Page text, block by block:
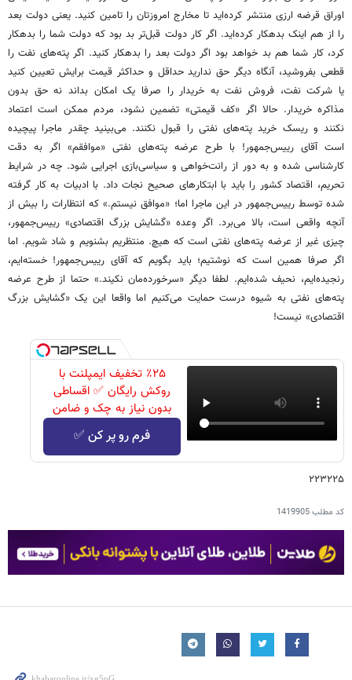
اوراق قرضه ارزی منتشر کرده‌اید تا مخارج امروزتان را تامین کنید. یعنی دولت بعد
را از هم اینک بدهکار کرده‌اید. اگر کار دولت قبل‌تر بد بود که دولت شما را بدهکار
کرد، کار شما هم بد خواهد بود اگر دولت بعد را بدهکار کنید. اگر پته‌های نفت را
قطعی بفروشید، آنگاه دیگر حق ندارید حداقل و حداکثر قیمت برایش تعیین کنید
یا شرکت نفت، فروش نفت به خریدار را صرفا یک امکان بداند نه حق بدون
مذاکره خریدار. حالا اگر «کف قیمتی» تضمین نشود، مردم ممکن است اعتماد
نکنند و ریسک خرید پته‌های نفتی را قبول نکنند. می‌بینید چقدر ماجرا پیچیده
است آقای رییس‌جمهور! با طرح عرضه پته‌های نفتی «موافقم» اگر به دقت
کارشناسی شده و به دور از رانت‌خواهی و سیاسی‌بازی اجرایی شود. چه در شرایط
تحریم، اقتصاد کشور را باید با ابتکارهای صحیح نجات داد. با ادبیات به‌ کار گرفته
شده توسط رییس‌جمهور در این ماجرا اما؛ «موافق نیستم.» که انتظارات را بیش از
آنچه واقعی است، بالا می‌برد. اگر وعده «گشایش بزرگ اقتصادی» رییس‌جمهور،
چیزی غیر از عرضه پته‌های نفتی است که هیچ. منتظریم بشنویم و شاد شویم. اما
اگر صرفا همین است که نوشتیم؛ باید بگویم که آقای رییس‌جمهور! خسته‌ایم،
رنجیده‌ایم، نحیف شده‌ایم. لطفا دیگر «سرخورده‌مان نکیند.» حتما از طرح عرضه
پته‌های نفتی به شیوه درست حمایت می‌کنیم اما واقعا این یک «گشایش بزرگ
اقتصادی» نیست!
٪۲۵ تخفیف ایمپلنت با
روکش رایگان ✅ اقساطی
بدون نیاز به چک و ضامن
فرم رو پر کن ✅
۲۲۳۲۲۵
کد مطلب1419905